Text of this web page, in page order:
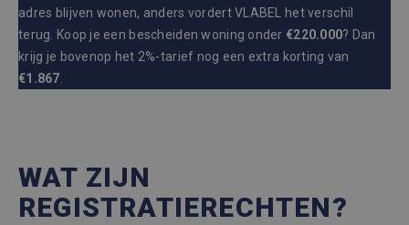
adres blijven wonen, anders vordert VLABEL het verschil
terug. Koop je een bescheiden woning onder €220.000? Dan
krijg je bovenop het 2%-tarief nog een extra korting van
€1.867.
WAT ZIJN
REGISTRATIERECHTEN?